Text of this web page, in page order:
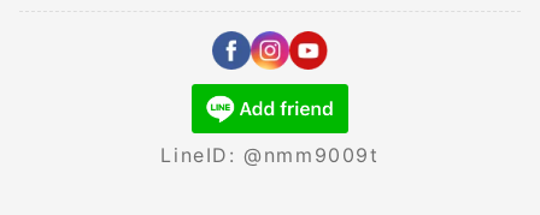
LineID: @nmm9009t